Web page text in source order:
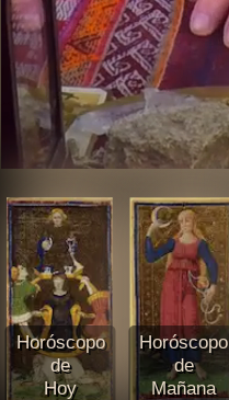
Horóscopo
de
Hoy
Horóscopo
de
Mañana